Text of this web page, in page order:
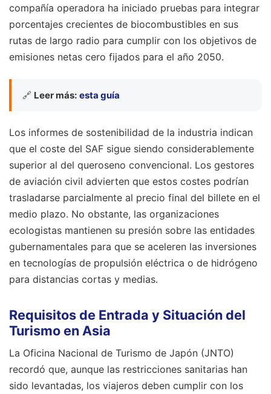
compañía operadora ha iniciado pruebas para integrar
porcentajes crecientes de biocombustibles en sus
rutas de largo radio para cumplir con los objetivos de
emisiones netas cero fijados para el año 2050.
🔗 Leer más: esta guía
Los informes de sostenibilidad de la industria indican
que el coste del SAF sigue siendo considerablemente
superior al del queroseno convencional. Los gestores
de aviación civil advierten que estos costes podrían
trasladarse parcialmente al precio final del billete en el
medio plazo. No obstante, las organizaciones
ecologistas mantienen su presión sobre las entidades
gubernamentales para que se aceleren las inversiones
en tecnologías de propulsión eléctrica o de hidrógeno
para distancias cortas y medias.
Requisitos de Entrada y Situación del
Turismo en Asia
La Oficina Nacional de Turismo de Japón (JNTO)
recordó que, aunque las restricciones sanitarias han
sido levantadas, los viajeros deben cumplir con los